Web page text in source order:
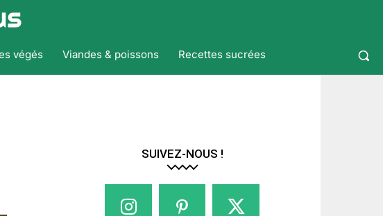
végés Viandes & poissons Recettes sucrées
SUIVEZ-NOUS !